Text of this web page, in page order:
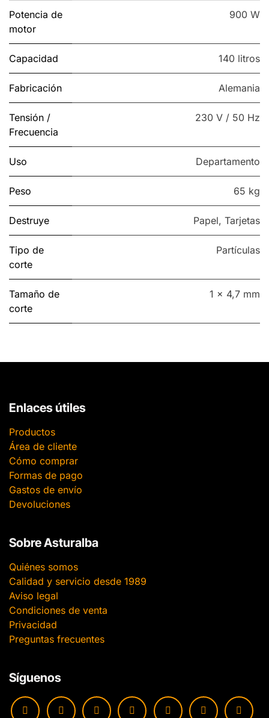
Potencia de
motor
900 W
Capacidad 140 litros
Fabricación Alemania
Tensión /
Frecuencia
230 V / 50 Hz
Uso Departamento
Peso 65 kg
Destruye Papel, Tarjetas
Tipo de
corte
Partículas
Tamaño de
corte
1 x 4,7 mm
Enlaces útiles
Productos
Área de cliente
Cómo comprar
Formas de pago
Gastos de envío
Devoluciones
Sobre Asturalba
Quiénes somos
Calidad y servicio desde 1989
Aviso legal
Condiciones de venta
Privacidad
Preguntas frecuentes
Síguenos